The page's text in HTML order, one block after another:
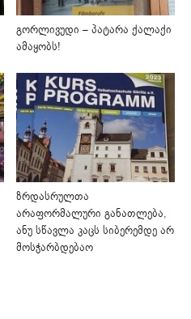
გორლივუდი – პატარა ქალაქი
ამაყობს!
ზრდასრულთა
არაფორმალური განათლება,
ანუ სწავლა კაცს სიბერემდე არ
მოსჭარბდებაო